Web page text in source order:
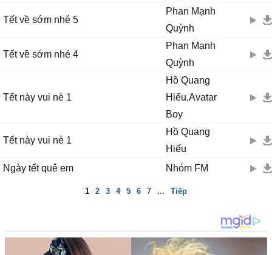
Tết về sớm nhé 5
Phan Mạnh
Quỳnh
Tết về sớm nhé 4
Phan Mạnh
Quỳnh
Tết này vui nè 1
Hồ Quang
Hiếu,Avatar
Boy
Tết này vui nè 1
Hồ Quang
Hiếu
Ngày tết quê em
Nhóm FM
1 2 3 4 5 6 7 ... Tiếp